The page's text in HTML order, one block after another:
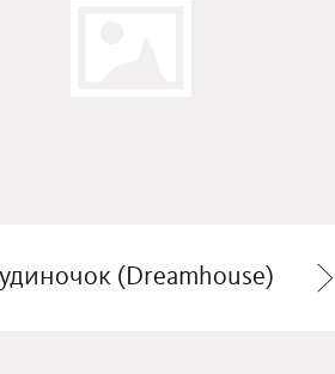
(Dreamhouse)